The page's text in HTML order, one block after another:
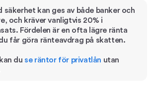
säkerhet kan ges av både banker och
och kräver vanligtvis 20% i
Fördelen är en ofta lägre ränta
får göra ränteavdrag på skatten.
du se räntor för privatlån utan